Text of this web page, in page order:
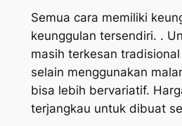
Semua cara memiliki
keunggulan tersendiri. .
masih terkesan
selain menggunakan
bisa lebih bervariatif.
terjangkau untuk dibuat